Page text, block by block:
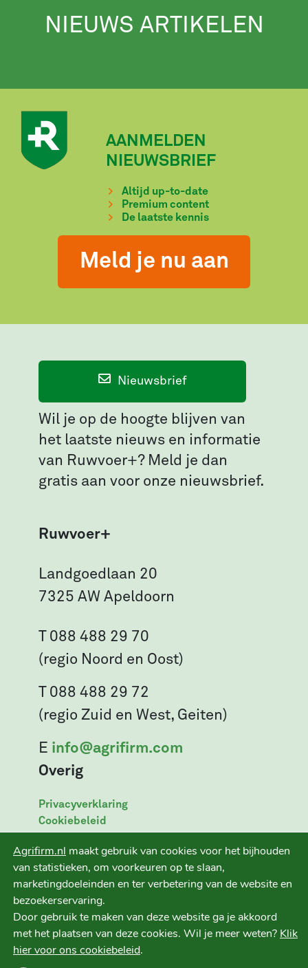
NIEUWS ARTIKELEN
AANMELDEN
NIEUWSBRIEF
Altijd up-to-date
Premium content
De laatste kennis
Meld je nu aan
Nieuwsbrief
Wil je op de hoogte blijven van
het laatste nieuws en informatie
van Ruwvoer+? Meld je dan
gratis aan voor onze nieuwsbrief.
Ruwvoer+
Landgoedlaan 20
7325 AW Apeldoorn
T 088 488 29 70
(regio Noord en Oost)
T 088 488 29 72
(regio Zuid en West, Geiten)
E info@agrifirm.com
Overig
Privacyverklaring
Cookiebeleid
Disclaimer
Ruwvoer+ is een initiatief van
Agrifirm.nl maakt gebruik van cookies voor het bijhouden
van statistieken, om voorkeuren op te slaan,
marketingdoeleinden en ter verbetering van de website en
bezoekerservaring.
Door gebruik te maken van deze website ga je akkoord
met het plaatsen van deze cookies. Wil je meer weten? Klik
hier voor ons cookiebeleid.